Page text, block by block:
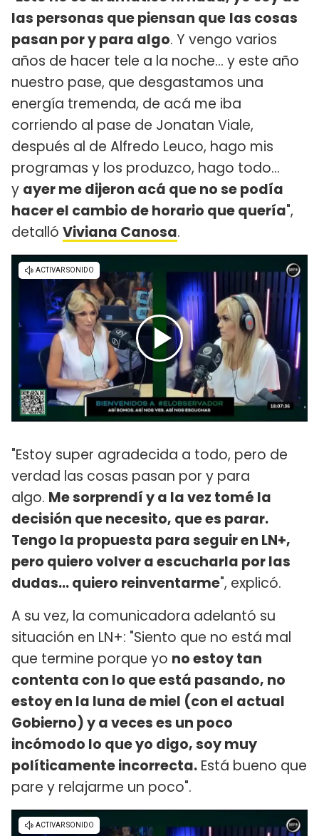
las personas que piensan que las cosas
pasan por y para algo. Y vengo varios
años de hacer tele a la noche... y este año
nuestro pase, que desgastamos una
energía tremenda, de acá me iba
corriendo al pase de Jonatan Viale,
después al de Alfredo Leuco, hago mis
programas y los produzco, hago todo...
y ayer me dijeron acá que no se podía
hacer el cambio de horario que quería",
detalló Viviana Canosa.
"Estoy super agradecida a todo, pero de
verdad las cosas pasan por y para
algo. Me sorprendí y a la vez tomé la
decisión que necesito, que es parar.
Tengo la propuesta para seguir en LN+,
pero quiero volver a escucharla por las
dudas... quiero reinventarme", explicó.
A su vez, la comunicadora adelantó su
situación en LN+: "Siento que no está mal
que termine porque yo no estoy tan
contenta con lo que está pasando, no
estoy en la luna de miel (con el actual
Gobierno) y a veces es un poco
incómodo lo que yo digo, soy muy
políticamente incorrecta. Está bueno que
pare y relajarme un poco".